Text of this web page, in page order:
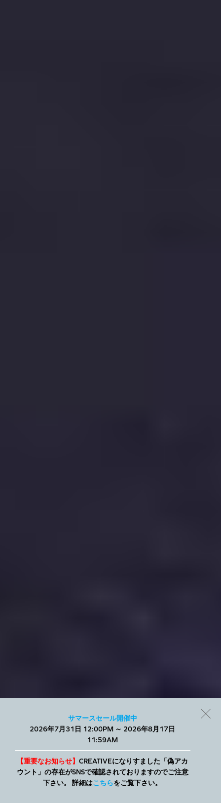
当社では、Webサイトでのエクスペリエンスを向上させ、パーソ
ナライズされたコンテンツを表示するために、小さなテキスト
ファイルであるCookieを使用します。すべてを許可することも、
個別に管理することもできます。
詳細 すべて許可
サマースセール開催中
2026年7月31日 12:00PM ～ 2026年8月17日
11:59AM
【重要なお知らせ】CREATIVEになりすました「偽アカ
ウント」の存在がSNSで確認されておりますのでご注意
下さい。 詳細はこちらをご覧下さい。